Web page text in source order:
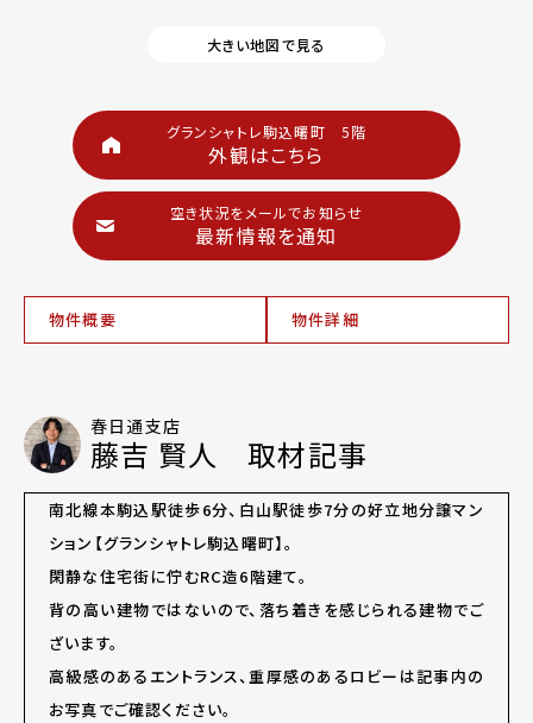
大きい地図で見る
グランシャトレ駒込曙町 5階
外観はこちら
空き状況をメールでお知らせ
最新情報を通知
物件概要 物件詳細
春日通支店
藤吉 賢人 取材記事
南北線本駒込駅徒歩6分、白山駅徒歩7分の好立地分譲マン
ション【グランシャトレ駒込曙町】。
閑静な住宅街に佇むRC造6階建て。
背の高い建物ではないので、落ち着きを感じられる建物でご
ざいます。
高級感のあるエントランス、重厚感のあるロビーは記事内の
お写真でご確認ください。